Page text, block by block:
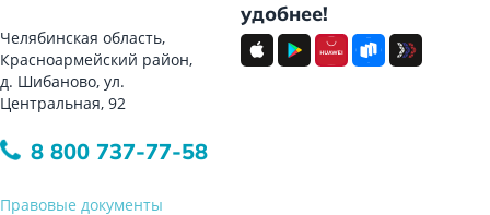
Челябинская область,
Красноармейский район,
д. Шибаново, ул.
Центральная, 92
8 800 737-77-58
Правовые документы
удобнее!